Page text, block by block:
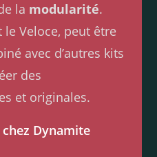
la modularité.
Veloce, peut être
avec d’autres kits
des
et originales.
Dynamite